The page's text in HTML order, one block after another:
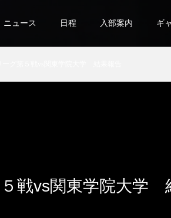
ニュース 日程 入部案内 ギ
戦vs関東学院大学